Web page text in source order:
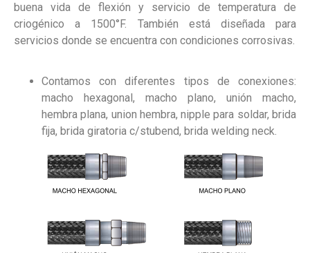
buena vida de flexión y servicio de temperatura de
criogénico a 1500°F. También está diseñada para
servicios donde se encuentra con condiciones corrosivas.
Contamos con diferentes tipos de conexiones:
macho hexagonal, macho plano, unión macho,
hembra plana, union hembra, nipple para soldar, brida
fija, brida giratoria c/stubend, brida welding neck.